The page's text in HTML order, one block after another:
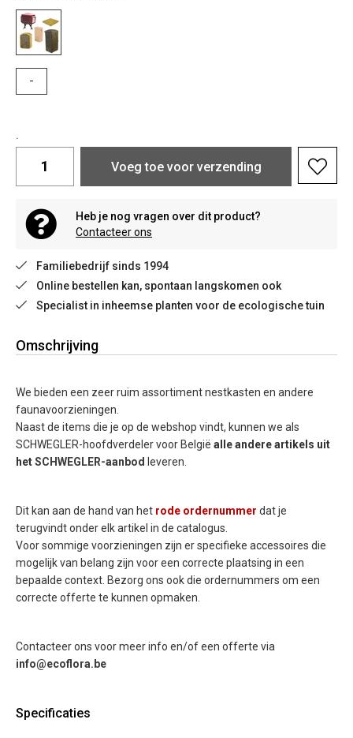
-
.
Voeg toe voor verzending
Heb je nog vragen over dit product?
Contacteer ons
Familiebedrijf sinds 1994
Online bestellen kan, spontaan langskomen ook
Specialist in inheemse planten voor de ecologische tuin
Omschrijving
We bieden een zeer ruim assortiment nestkasten en andere
faunavoorzieningen.
Naast de items die je op de webshop vindt, kunnen we als
SCHWEGLER-hoofdverdeler voor België alle andere artikels uit
hetSCHWEGLER-aanbod leveren.
Dit kan aan de hand van het rode ordernummer dat je
terugvindt onder elk artikel in de catalogus.
Voor sommige voorzieningen zijn er specifieke accessoires die
mogelijk van belang zijn voor een correcte plaatsing in een
bepaalde context. Bezorg ons ook die ordernummers om een
correcte offerte te kunnen opmaken.
Contacteer ons voor meer info en/of een offerte via
info@ecoflora.be
Specificaties